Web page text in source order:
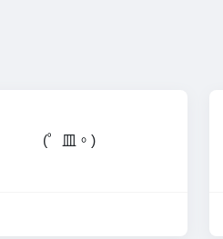
(゜皿。)